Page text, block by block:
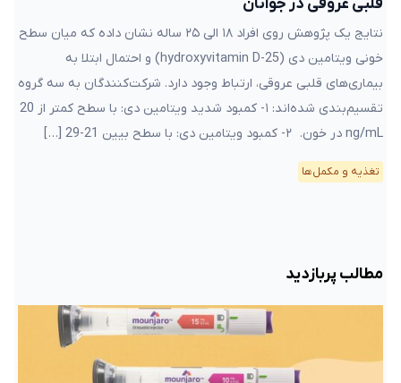
نتایج یک پژوهش روی افراد ۱۸ الی ۲۵ ساله نشان داده که میان سطح
خونی ویتامین دی (25-hydroxyvitamin D) و احتمال ابتلا به
بیماری‌های قلبی عروقی، ارتباط وجود دارد. شرکت‌کنندگان به سه گروه
تقسیم‌بندی شد‌ه‌اند: ۱- کمبود شدید ویتامین دی: با سطح کمتر از 20
ng/mL در خون. ۲- کمبود ویتامین دی: با سطح بیین 21-29 […]
تغذیه و مکمل‌ها
مطالب پربازدید